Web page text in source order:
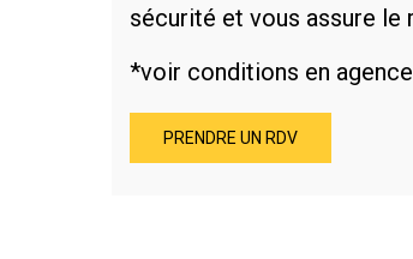
sécurité et vous assure le
*voir conditions en
PRENDRE UN RDV